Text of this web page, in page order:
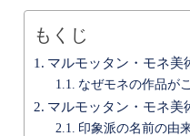
もくじ
マルモッタン・モネ美
なぜモネの作品が
マルモッタン・モネ美
印象派の名前の由